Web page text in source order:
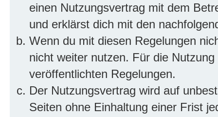
einen Nutzungsvertrag mit dem
und erklärst dich mit den
Wenn du mit diesen Regelungen
nicht weiter nutzen. Für die
veröffentlichten Regelungen.
Der Nutzungsvertrag wird auf
Seiten ohne Einhaltung einer Frist